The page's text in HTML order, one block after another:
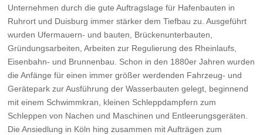
Unternehmen durch die gute Auftragslage für Hafenbauten in
Ruhrort und Duisburg immer stärker dem Tiefbau zu. Ausgeführt
wurden Ufermauern- und bauten, Brückenunterbauten,
Gründungsarbeiten, Arbeiten zur Regulierung des Rheinlaufs,
Eisenbahn- und Brunnenbau. Schon in den 1880er Jahren wurden
die Anfänge für einen immer größer werdenden Fahrzeug- und
Gerätepark zur Ausführung der Wasserbauten gelegt, beginnend
mit einem Schwimmkran, kleinen Schleppdampfern zum
Schleppen von Nachen und Maschinen und Entleerungsgeräten.
Die Ansiedlung in Köln hing zusammen mit Aufträgen zum